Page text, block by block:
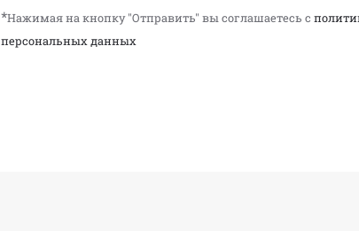
*Нажимая на кнопку "Отправить" вы соглашаетесь с
персональных данных